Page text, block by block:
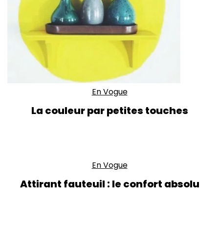
En Vogue
La couleur par petites touches
En Vogue
Attirant fauteuil : le confort absolu